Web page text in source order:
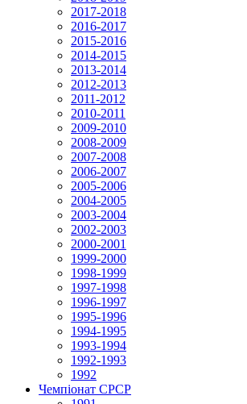
2017-2018
2016-2017
2015-2016
2014-2015
2013-2014
2012-2013
2011-2012
2010-2011
2009-2010
2008-2009
2007-2008
2006-2007
2005-2006
2004-2005
2003-2004
2002-2003
2000-2001
1999-2000
1998-1999
1997-1998
1996-1997
1995-1996
1994-1995
1993-1994
1992-1993
1992
Чемпіонат СРСР